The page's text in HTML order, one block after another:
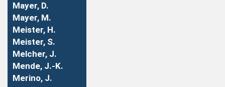
Mayer, D.
Mayer, M.
Meister, H.
Meister, S.
Melcher, J.
Mende, J.-K.
Merino, J.